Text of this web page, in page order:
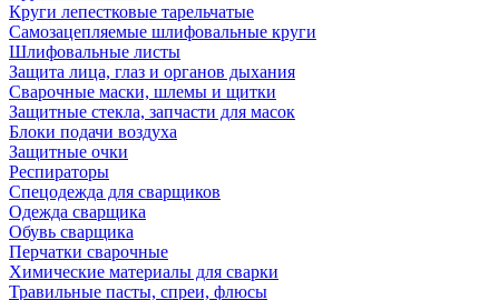
Круги лепестковые тарельчатые
Самозацепляемые шлифовальные круги
Шлифовальные листы
Защита лица, глаз и органов дыхания
Сварочные маски, шлемы и щитки
Защитные стекла, запчасти для масок
Блоки подачи воздуха
Защитные очки
Респираторы
Спецодежда для сварщиков
Одежда сварщика
Обувь сварщика
Перчатки сварочные
Химические материалы для сварки
Травильные пасты, спреи, флюсы